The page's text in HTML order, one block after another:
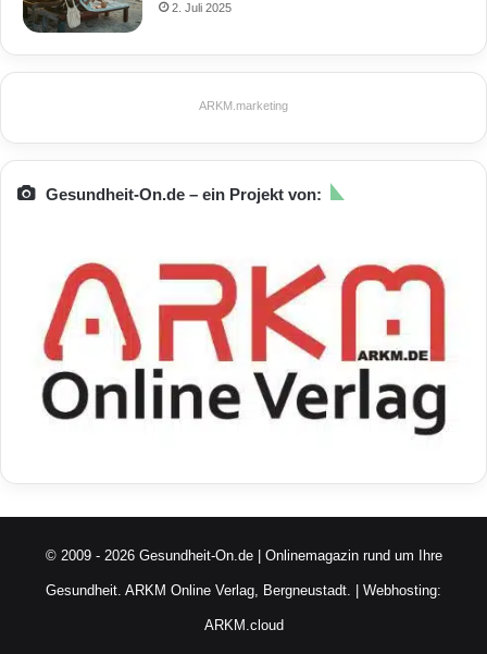
2. Juli 2025
ARKM.marketing
Gesundheit-On.de – ein Projekt von:
© 2009 - 2026 Gesundheit-On.de | Onlinemagazin rund um Ihre
Gesundheit. ARKM Online Verlag, Bergneustadt. | Webhosting:
ARKM.cloud